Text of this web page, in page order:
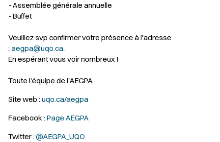
- Assemblée générale annuelle
- Buffet
Veuillez svp confirmer votre présence à l'adresse
:aegpa@uqo.ca.
En espérant vous voir nombreux !
Toute l'équipe de l'AEGPA
Site web :uqo.ca/aegpa
Facebook :Page AEGPA
Twitter :@AEGPA_UQO